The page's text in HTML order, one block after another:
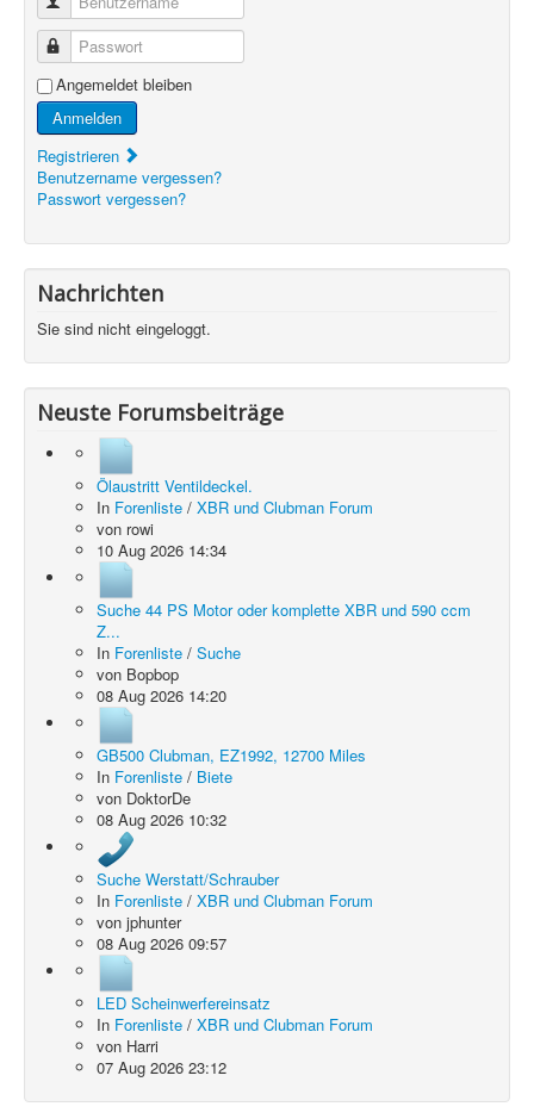
Passwort
Angemeldet bleiben
Anmelden
Registrieren
Benutzername vergessen?
Passwort vergessen?
Nachrichten
Sie sind nicht eingeloggt.
Neuste Forumsbeiträge
Ölaustritt Ventildeckel.
In Forenliste / XBR und Clubman Forum
von rowi
10 Aug 2026 14:34
Suche 44 PS Motor oder komplette XBR und 590 ccm
Z...
In Forenliste / Suche
von Bopbop
08 Aug 2026 14:20
GB500 Clubman, EZ1992, 12700 Miles
In Forenliste / Biete
von DoktorDe
08 Aug 2026 10:32
Suche Werstatt/Schrauber
In Forenliste / XBR und Clubman Forum
von jphunter
08 Aug 2026 09:57
LED Scheinwerfereinsatz
In Forenliste / XBR und Clubman Forum
von Harri
07 Aug 2026 23:12